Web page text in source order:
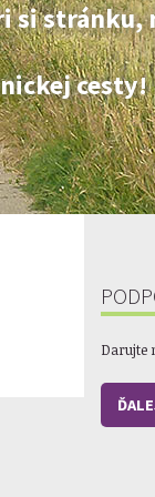
si
cesty!
Darujte